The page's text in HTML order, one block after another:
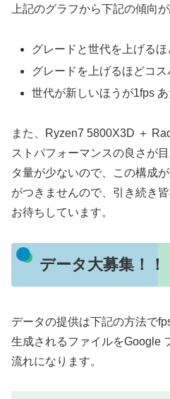
上記のグラフから下記の傾向
グレードと世代を上げる
グレードを上げるほどコス
世代が新しいほうが1fps
また、Ryzen7 5800X3D ＋
ストパフォーマンスの良さが
タ量が少ないので、この構成
がつきませんので、引き続き
お待ちしています。
データ大募集！！
データの提供は下記の方法で
生成されるファイルをGoogle
流れになります。